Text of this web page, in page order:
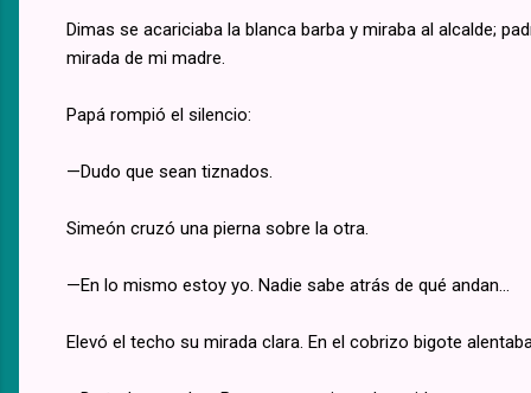
Dimas se acariciaba la blanca barba y miraba al alcalde;
mirada de mi madre.
Papá rompió el silencio:
—Dudo que sean tiznados.
Simeón cruzó una pierna sobre la otra.
—En lo mismo estoy yo. Nadie sabe atrás de qué andan...
Elevó el techo su mirada clara. En el cobrizo bigote